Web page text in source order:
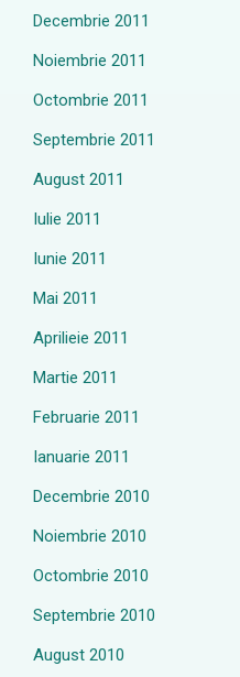
Decembrie 2011
Noiembrie 2011
Octombrie 2011
Septembrie 2011
August 2011
Iulie 2011
Iunie 2011
Mai 2011
Aprilieie 2011
Martie 2011
Februarie 2011
Ianuarie 2011
Decembrie 2010
Noiembrie 2010
Octombrie 2010
Septembrie 2010
August 2010